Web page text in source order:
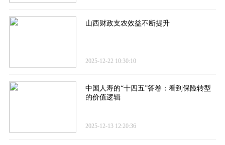
山西财政支农效益不断提升
2025-12-22 10:30:10
中国人寿的“十四五”答卷​：看到保险转型
的价值逻辑
2025-12-13 12:20:36